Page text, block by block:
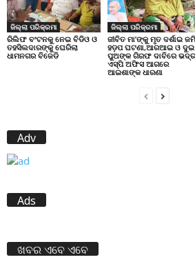
ଜିଲ୍ଲା ପରିକ୍ରମା
ରିଲିଫ ବଂଟନକୁ ନେଇ ବିଡିଓ ଓ
ତହସିଲଦାରଙ୍କୁ ଘେରିଲା
ଧାମନଗର ବିଜେଡି
ଜିଲ୍ଲା ପରିକ୍ରମା
ଜୀବିତ ମା’ଙ୍କୁ ମୃତ ଦର୍ଶାଇ ଜମି
ହଡ଼ପ ଘଟଣା,ଆରଆଇ ଓ ଦୁଇ
ପୁଅଙ୍କ ଗିରଫ ଦାବିରେ
ଏସ୍‌ପି ଅଫିସ ଆଗରେ
ଆଇଶାଙ୍କ ଧାରଣା
Adv
Ads
ଖବର ଏବେ ଏବେ